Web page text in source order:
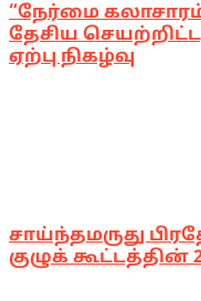
“நேர்மை
தேசிய
ஏற்பு நிகழ்வு
சாய்ந்தமருது
குழுக்